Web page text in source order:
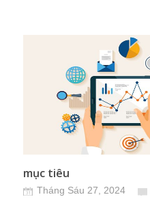
mục tiêu
Tháng Sáu 27, 2024